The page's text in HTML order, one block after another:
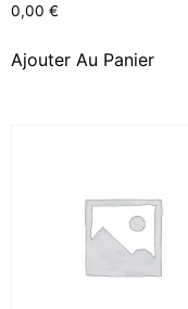
0,00 €
Ajouter Au Panier